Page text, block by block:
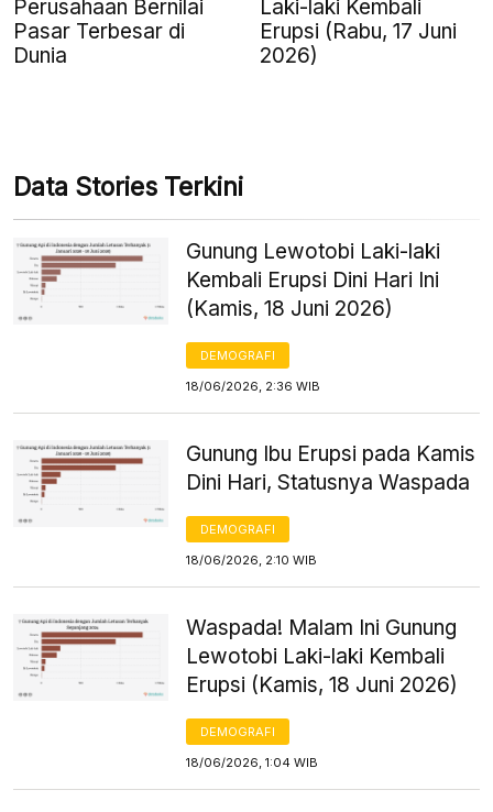
Perusahaan Bernilai
Pasar Terbesar di
Dunia
Laki-laki Kembali
Erupsi (Rabu, 17 Juni
2026)
Data Stories Terkini
Gunung Lewotobi Laki-laki
Kembali Erupsi Dini Hari Ini
(Kamis, 18 Juni 2026)
DEMOGRAFI
18/06/2026, 2:36 WIB
Gunung Ibu Erupsi pada Kamis
Dini Hari, Statusnya Waspada
DEMOGRAFI
18/06/2026, 2:10 WIB
Waspada! Malam Ini Gunung
Lewotobi Laki-laki Kembali
Erupsi (Kamis, 18 Juni 2026)
DEMOGRAFI
18/06/2026, 1:04 WIB